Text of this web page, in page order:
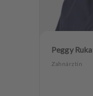
Peggy
Zahnärztin